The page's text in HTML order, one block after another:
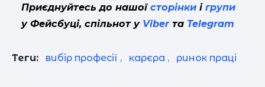
Приєднуйтесь до нашої сторінки і групи
у Фейсбуці, спільнот у Viberта Telegram
Теги: вибір професії , карєра , ринок праці